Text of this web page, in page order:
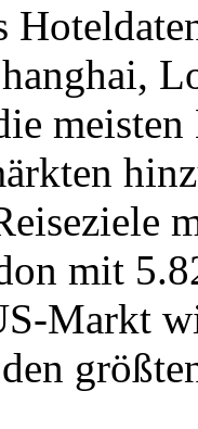
mit
Markt